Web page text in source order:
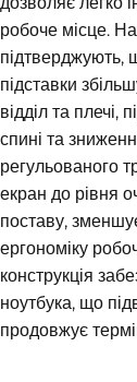
робоче місце.
підтверджують,
підставки
відділ та плечі,
спині та
регульованого
екран до рівня
поставу,
ергономіку
конструкція
ноутбука, що
продовжує